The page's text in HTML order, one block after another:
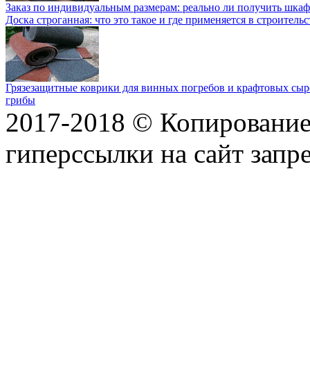
Заказ по индивидуальным размерам: реально ли получить
Доска строганная: что это такое и где применяется в
Грязезащитные коврики для винных погребов и крафтовых
грибы
2017-2018 ©
гиперссылки на сайт